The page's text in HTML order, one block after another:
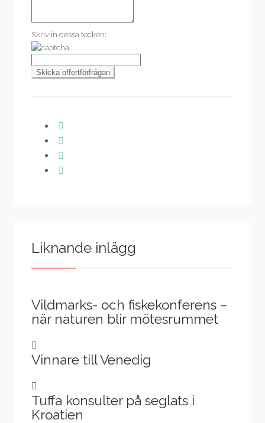
Skriv in dessa tecken:
Liknande inlägg
Vildmarks- och fiskekonferens –
när naturen blir mötesrummet
Vinnare till Venedig
Tuffa konsulter på seglats i
Kroatien